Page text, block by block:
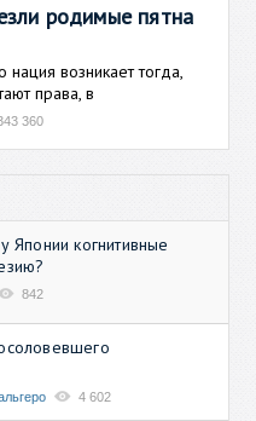
родимые пятна
возникает тогда,
права, в
360
Японии когнитивные
842
4 602